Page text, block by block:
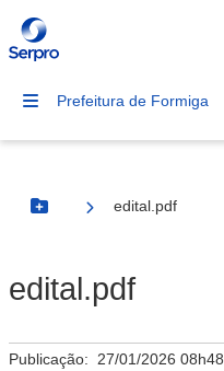
Prefeitura de Formiga
Botão Menu
edital.pdf
edital.pdf
Publicação: 27/01/2026 08h48